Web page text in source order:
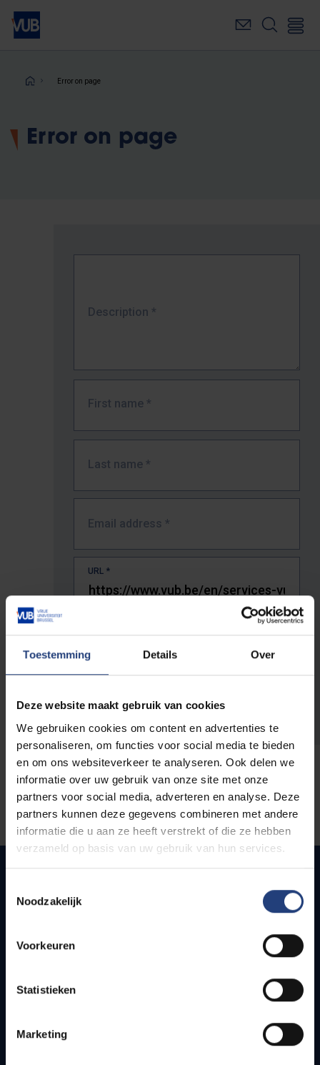
Toestemming Details Over
Deze website maakt gebruik van cookies
We gebruiken cookies om content en advertenties te
personaliseren, om functies voor social media te bieden
en om ons websiteverkeer te analyseren. Ook delen we
informatie over uw gebruik van onze site met onze
partners voor social media, adverteren en analyse. Deze
partners kunnen deze gegevens combineren met andere
informatie die u aan ze heeft verstrekt of die ze hebben
verzameld op basis van uw gebruik van hun services.
Noodzakelijk
Voorkeuren
Statistieken
Marketing
Skip
main
Breadcrumb
Error on page
Error on page
Description *
First name *
Last name *
Email address *
URL *
The full URL of the page where you encountered the error.
Quick links
How to get to the VUB campuses